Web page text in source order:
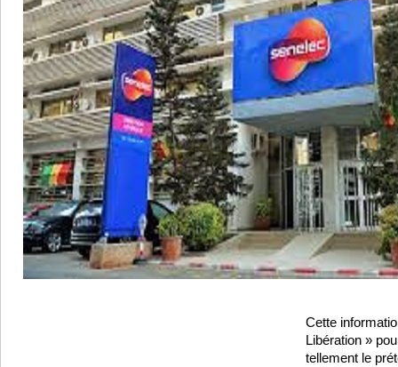
Cette
Libération »
tellement le